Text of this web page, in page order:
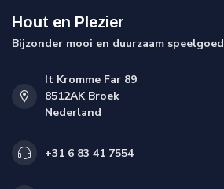
Hout en Plezier
Bijzonder mooi en duurzaam speelgoed
It Kromme Far 89
8512AK Broek
Nederland
+31 6 83 41 7554